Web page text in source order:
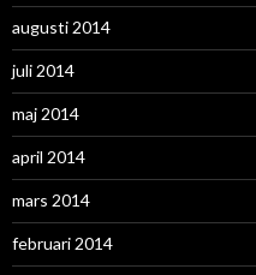
augusti 2014
juli 2014
maj 2014
april 2014
mars 2014
februari 2014